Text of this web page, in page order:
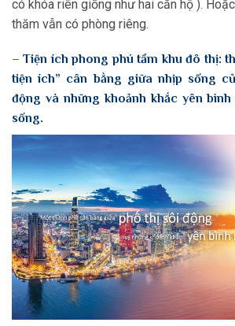
có khóa riên giống như hai căn hộ ).
thăm vẫn có phòng riêng.
– Tiện ích phong phú tầm khu đô thị:
tiện ích” cân bằng giữa nhịp sống
động và những khoảnh khắc yên
sống.